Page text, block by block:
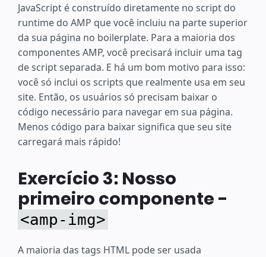
JavaScript é construído diretamente no script do
runtime do AMP que você incluiu na parte superior
da sua página no boilerplate. Para a maioria dos
componentes AMP, você precisará incluir uma tag
de script separada. E há um bom motivo para isso:
você só inclui os scripts que realmente usa em seu
site. Então, os usuários só precisam baixar o
código necessário para navegar em sua página.
Menos código para baixar significa que seu site
carregará mais rápido!
Exercício 3: Nosso
primeiro componente -
<amp-img>
A maioria das tags HTML pode ser usada